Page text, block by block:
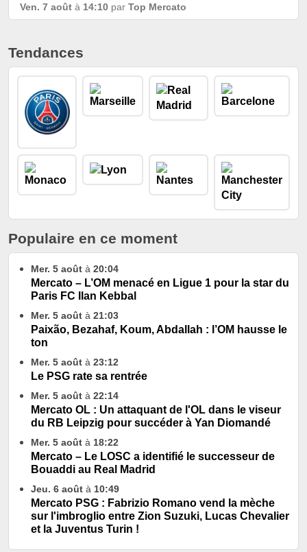
Ven. 7 août à 14:10 par Top Mercato
Tendances
Populaire en ce moment
Mer. 5 août à 20:04
Mercato – L’OM menacé en Ligue 1 pour la star du
Paris FC Ilan Kebbal
Mer. 5 août à 21:03
Paixão, Bezahaf, Koum, Abdallah : l’OM hausse le
ton
Mer. 5 août à 23:12
Le PSG rate sa rentrée
Mer. 5 août à 22:14
Mercato OL : Un attaquant de l'OL dans le viseur
du RB Leipzig pour succéder à Yan Diomandé
Mer. 5 août à 18:22
Mercato – Le LOSC a identifié le successeur de
Bouaddi au Real Madrid
Jeu. 6 août à 10:49
Mercato PSG : Fabrizio Romano vend la mèche
sur l'imbroglio entre Zion Suzuki, Lucas Chevalier
et la Juventus Turin !